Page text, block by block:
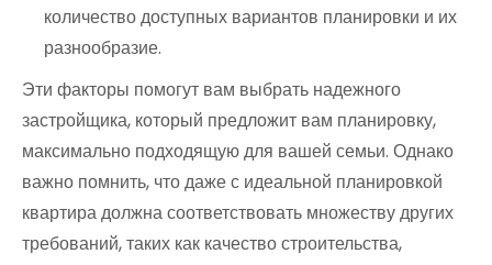
количество доступных вариантов планировки и их
разнообразие.
Эти факторы помогут вам выбрать надежного
застройщика, который предложит вам планировку,
максимально подходящую для вашей семьи. Однако
важно помнить, что даже с идеальной планировкой
квартира должна соответствовать множеству других
требований, таких как качество строительства,